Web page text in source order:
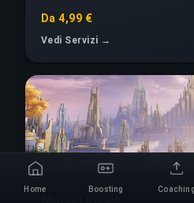
Da 4,99 €
Vedi Servizi →
Home Boosting Coaching